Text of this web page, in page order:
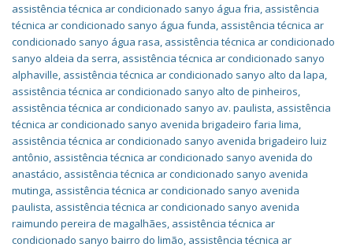
assistência técnica ar condicionado sanyo água fria, assistência
técnica ar condicionado sanyo água funda, assistência técnica ar
condicionado sanyo água rasa, assistência técnica ar condicionado
sanyo aldeia da serra, assistência técnica ar condicionado sanyo
alphaville, assistência técnica ar condicionado sanyo alto da lapa,
assistência técnica ar condicionado sanyo alto de pinheiros,
assistência técnica ar condicionado sanyo av. paulista, assistência
técnica ar condicionado sanyo avenida brigadeiro faria lima,
assistência técnica ar condicionado sanyo avenida brigadeiro luiz
antônio, assistência técnica ar condicionado sanyo avenida do
anastácio, assistência técnica ar condicionado sanyo avenida
mutinga, assistência técnica ar condicionado sanyo avenida
paulista, assistência técnica ar condicionado sanyo avenida
raimundo pereira de magalhães, assistência técnica ar
condicionado sanyo bairro do limão, assistência técnica ar